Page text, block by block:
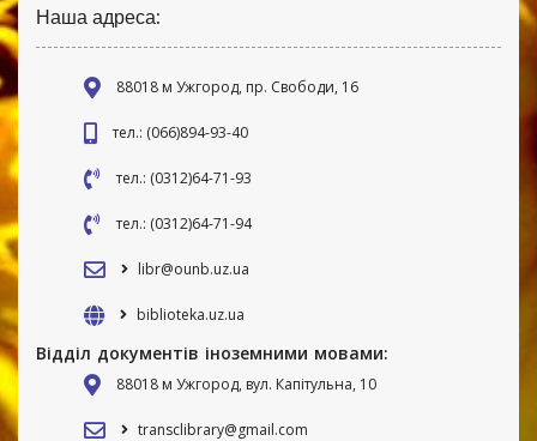
Наша адреса:
88018 м Ужгород, пр. Свободи, 16
тел.: (066)894-93-40
тел.: (0312)64-71-93
тел.: (0312)64-71-94
libr@ounb.uz.ua
biblioteka.uz.ua
Відділ документів іноземними мовами:
88018 м Ужгород, вул. Капітульна, 10
transclibrary@gmail.com